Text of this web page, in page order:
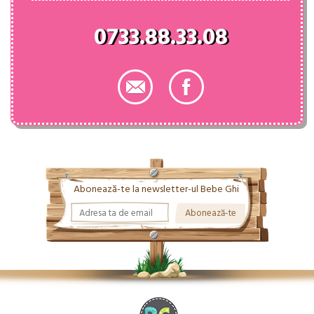
0733.88.33.08
Abonează-te la newsletter-ul Bebe Ghi